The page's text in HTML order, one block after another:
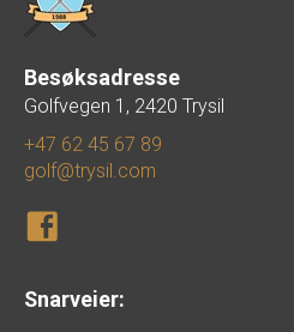
Besøksadresse
Golfvegen 1, 2420 Trysil
+47 62 45 67 89
golf@trysil.com
Snarveier: